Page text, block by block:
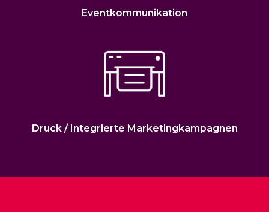
Eventkommunikation
Druck / Integrierte Marketingkampagnen